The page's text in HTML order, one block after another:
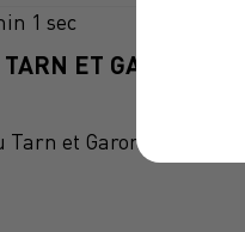
1 sec
TARN ET GARONNE
et Garonne